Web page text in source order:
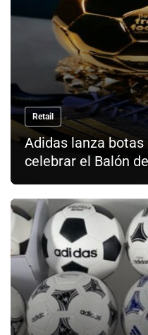
Retail
Adidas lanza
celebrar el Balón